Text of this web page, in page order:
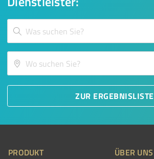
ZUR ERGEBNISLISTE
PRODUKT ÜBER UNS